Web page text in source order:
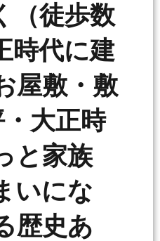
（徒歩数
時代に建
屋敷・敷
大正時
と家族
いにな
歴史あ